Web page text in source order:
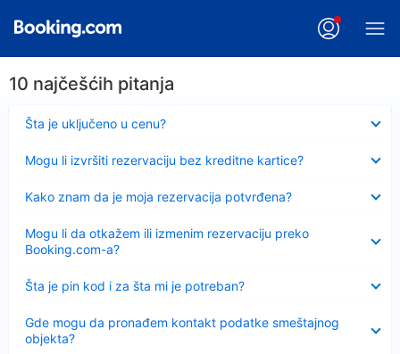
10 najčešćih pitanja
Šta je uključeno u cenu?
Sažeto
Mogu li izvršiti rezervaciju bez kreditne kartice?
Kako znam da je moja rezervacija potvrđena?
Mogu li da otkažem ili izmenim rezervaciju preko
Booking.com-a?
Šta je pin kod i za šta mi je potreban?
Sažeto
Gde mogu da pronađem kontakt podatke smeštajnog
objekta?